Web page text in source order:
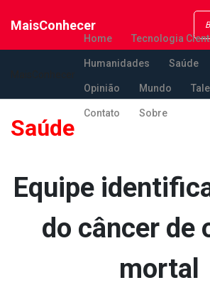
MaisConhecer
Home Tecnologia
Humanidades Saúde
Opinião Mundo
Contato Sobre
Saúde
Equipe
do câncer de
mortal